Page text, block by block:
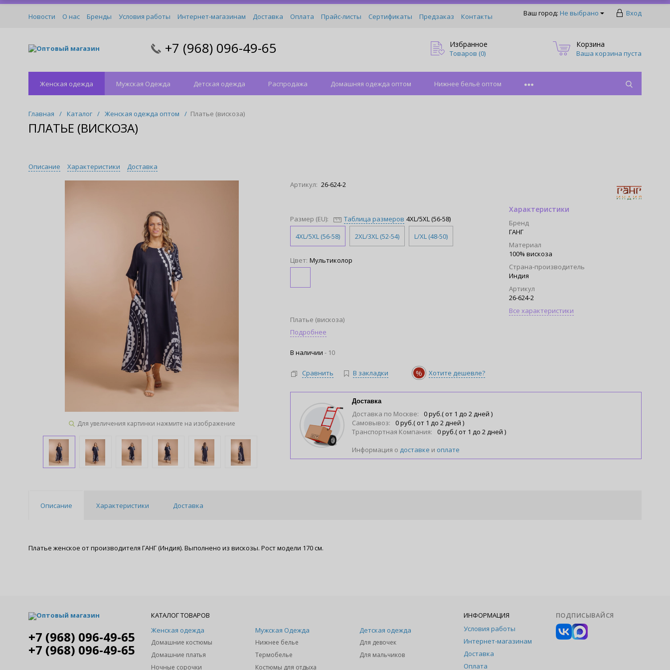
Ваш город: Не выбрано Вход
Новости О нас Бренды Условия работы Интернет-магазинам Доставка Оплата Прайс-листы Сертификаты Предзаказ Контакты
Оптовый магазин +7 (968) 096-49-65 Избранное
Товаров (0)
Корзина
Ваша корзина пуста
Женская одежда Мужская Одежда Детская одежда Распродажа Домашняя одежда оптом Нижнее бельё оптом
Главная / Каталог / Женская одежда оптом / Платье (вискоза)
ПЛАТЬЕ (ВИСКОЗА)
Описание Характеристики Доставка
Для увеличения картинки нажмите на изображение
Артикул: 26-624-2
Размер (EU): Таблица размеров 4XL/5XL (56-58)
4XL/5XL (56-58)
2XL/3XL (52-54) L/XL (48-50)
Цвет: Мультиколор
Характеристики
Бренд
ГАНГ
Материал
100% вискоза
Страна-производитель
Индия
Артикул
26-624-2
Все характеристики
Платье (вискоза)
Подробнее
В наличии - 10
Сравнить В закладки % Хотите дешевле?
Доставка
Доставка по Москве:
0 руб.( от 1 до 2 дней )
Самовывоз:
0 руб.( от 1 до 2 дней )
Транспортная Компания:
0 руб.( от 1 до 2 дней )
Информация о доставке и оплате
Описание Характеристики Доставка
Платье женское от производителя ГАНГ (Индия). Выполнено из вискозы. Рост модели 170 см.
Оптовый магазин
+7 (968) 096-49-65
+7 (968) 096-49-65
КАТАЛОГ ТОВАРОВ
Женская одежда
Домашние костюмы
Домашние платья
Ночные сорочки
Мужская Одежда
Нижнее белье
Термобелье
Костюмы для отдыха
Детская одежда
Для девочек
Для мальчиков
ИНФОРМАЦИЯ
Условия работы
Интернет-магазинам
Доставка
Оплата
ПОДПИСЫВАЙСЯ